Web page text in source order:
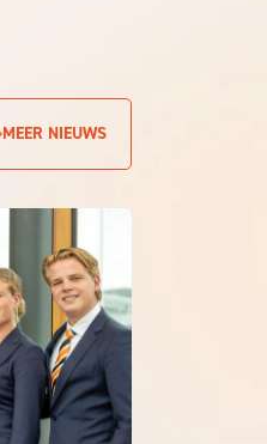
MEER NIEUWS